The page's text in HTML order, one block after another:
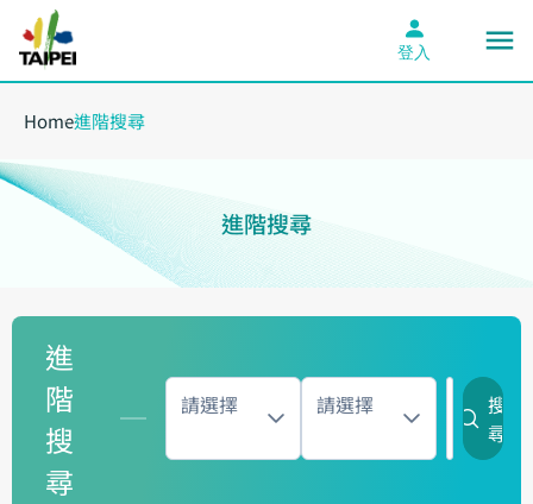
登入
Home進階搜尋
進階搜尋
進
階
搜
尋
請選擇 請選擇
搜
尋